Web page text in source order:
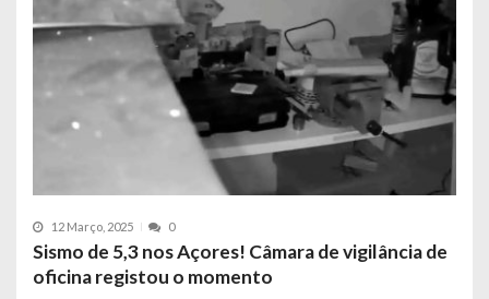
12 Março, 2025 0
Sismo de 5,3 nos Açores! Câmara de vigilância de
oficina registou o momento